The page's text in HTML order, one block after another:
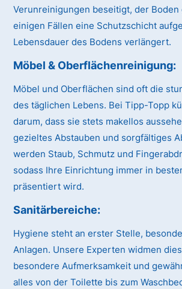
Verunreinigungen beseitigt, der
einigen Fällen eine Schutzschicht
Lebensdauer des Bodens verlängert.
Möbel & Oberflächenreinigung:
Möbel und Oberflächen sind oft die
des täglichen Lebens. Bei Tipp-Topp
darum, dass sie stets makellos
gezieltes Abstauben und sorgfältiges
werden Staub, Schmutz und
sodass Ihre Einrichtung immer in
präsentiert wird.
Sanitärbereiche:
Hygiene steht an erster Stelle,
Anlagen. Unsere Experten widmen
besondere Aufmerksamkeit und
alles von der Toilette bis zum